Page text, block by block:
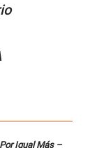
Igual Más –